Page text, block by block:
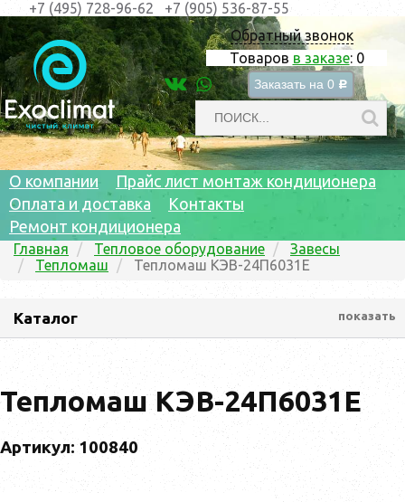
Обратный звонок
Товаров в заказе: 0
Заказать на 0 c
+7 (495) 728-96-62 +7 (905) 536-87-55
О компании
Прайс лист монтаж кондиционера
Оплата и доставка
Контакты
Ремонт кондиционера
Главная Тепловое оборудование
Завесы
Тепломаш
Тепломаш КЭВ-24П6031Е
Каталог показать
Тепломаш КЭВ-24П6031Е
Артикул: 100840